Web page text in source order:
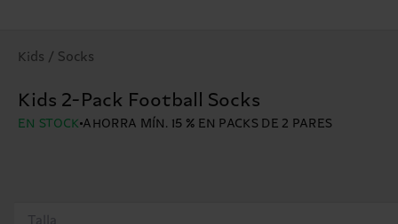
Kids / Socks
Kids 2-Pack Football Socks
EN STOCK AHORRA MÍN. 15 % EN PACKS DE 2 PARES
Talla